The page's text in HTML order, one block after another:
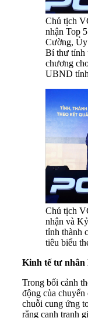
Chủ tịch
nhận Top
Cường,
Bí thư tỉnh
chương
UBND
Chủ tịch
nhận và
tỉnh thành
tiêu biểu
Kinh tế tư nhân
Trong bối cảnh
động của
chuỗi cung ứng
rằng cạnh tranh